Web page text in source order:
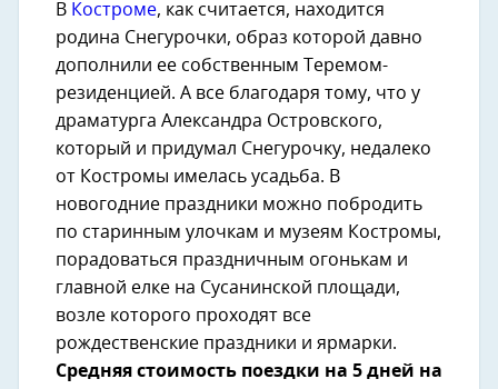
В Костроме, как считается, находится
родина Снегурочки, образ которой давно
дополнили ее собственным Теремом-
резиденцией. А все благодаря тому, что у
драматурга Александра Островского,
который и придумал Снегурочку, недалеко
от Костромы имелась усадьба. В
новогодние праздники можно побродить
по старинным улочкам и музеям Костромы,
порадоваться праздничным огонькам и
главной елке на Сусанинской площади,
возле которого проходят все
рождественские праздники и ярмарки.
Средняя стоимость поездки на 5 дней на